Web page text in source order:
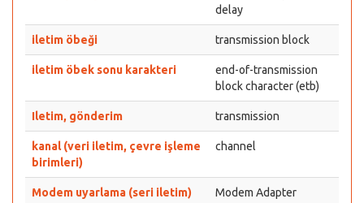
delay
iletim öbeği transmission block
iletim öbek sonu karakteri
end-of-transmission
block character (etb)
Iletim, gönderim transmission
kanal (veri iletim, çevre işleme
birimleri)
channel
Modem uyarlama (seri iletim)
Modem Adapter